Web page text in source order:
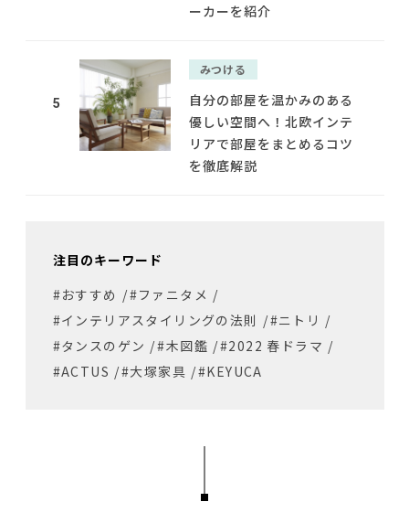
ーカーを紹介
5
みつける
自分の部屋を温かみのある
優しい空間へ！北欧インテ
リアで部屋をまとめるコツ
を徹底解説
注目のキーワード
#おすすめ /#ファニタメ /
#インテリアスタイリングの法則 /#ニトリ /
#タンスのゲン /#木図鑑 /#2022 春ドラマ /
#ACTUS /#大塚家具 /#KEYUCA